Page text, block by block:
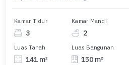
Kamar Tidur
3
Kamar Mandi
2
Luas Tanah
141 m²
Luas Bangunan
150 m²